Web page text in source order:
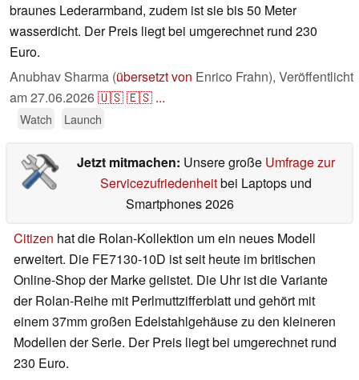
braunes Lederarmband, zudem ist sie bis 50 Meter
wasserdicht. Der Preis liegt bei umgerechnet rund 230
Euro.
Anubhav Sharma (übersetzt von Enrico Frahn), Veröffentlicht
am27.06.2026🇺🇸🇪🇸 ...
Watch Launch
Jetzt mitmachen: Unsere große Umfrage zur
Servicezufriedenheitbei Laptops und
Smartphones 2026
Citizen hat die Rolan-Kollektion um ein neues Modell
erweitert. Die FE7130-10D ist seit heute im britischen
Online-Shop der Marke gelistet. Die Uhr ist die Variante
der Rolan-Reihe mit Perlmuttzifferblatt und gehört mit
einem 37mm großen Edelstahlgehäuse zu den kleineren
Modellen der Serie. Der Preis liegt bei umgerechnet rund
230 Euro.